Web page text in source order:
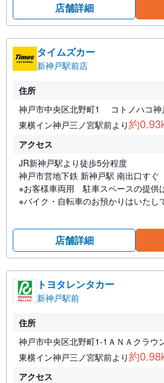
店舗詳細
タイムズカー
新神戸駅前店
住所
神戸市中央区北野町1 コトノハコ神
東横イン神戸三ノ宮駅前より約
アクセス
JR新神戸駅より徒歩5分程度
神戸市営地下鉄 新神戸駅 南出口すぐ
※お客様車両用 駐車スペースの提供
※バイク・自転車のお預かりはいたし
店舗詳細
トヨタレンタカー
新神戸駅前
住所
神戸市中央区北野町1-1ＡＮＡクラウ
東横イン神戸三ノ宮駅前より約
アクセス